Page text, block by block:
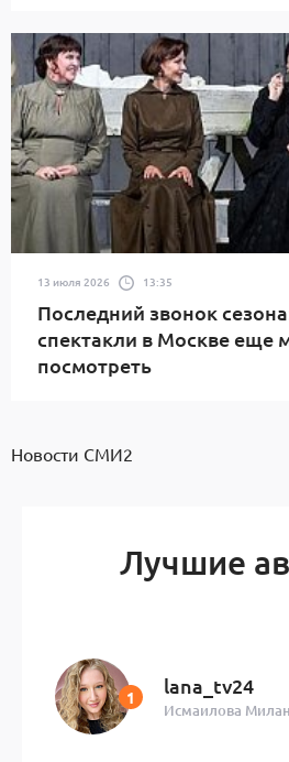
13 июля 2026 13:35
Последний звонок
спектакли в Москве еще
посмотреть
Новости СМИ2
Лучшие
lana_tv24
Исмаилова